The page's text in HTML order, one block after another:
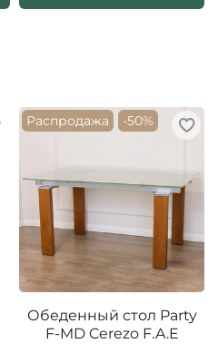
Распродажа -50%
Обеденный стол Party
F-MD Cerezo F.A.E